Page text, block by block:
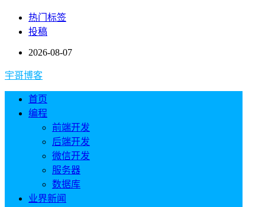
热门标签
投稿
2026-08-07
宇哥博客
首页
编程
前端开发
后端开发
微信开发
服务器
数据库
业界新闻